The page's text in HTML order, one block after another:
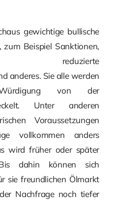
gewichtige bullische
Beispiel Sanktionen,
reduzierte
anderes. Sie alle werden
von der
Unter anderen
Voraussetzungen
vollkommen anders
wird früher oder später
dahin können sich
sie freundlichen Ölmarkt
Nachfrage noch tiefer